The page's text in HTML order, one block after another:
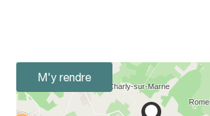
M'y rendre